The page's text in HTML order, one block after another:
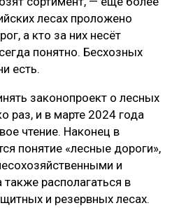
лесах проложено
а кто за них несёт
понятно. Бесхозных
есть.
законопроект о лесных
раз, и в марте 2024 года
чтение. Наконец в
понятие «лесные дороги»,
и
располагаться в
и резервных лесах.